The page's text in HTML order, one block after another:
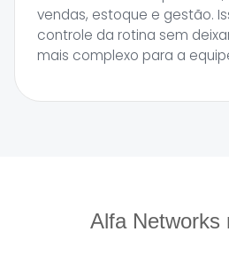
vendas, estoque e gestão.
controle da rotina sem
mais complexo para a
Alfa Networks